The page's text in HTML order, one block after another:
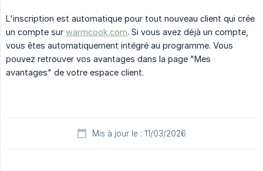
L'inscription est automatique pour tout nouveau client qui crée
un compte sur warmcook.com. Si vous avez déjà un compte,
vous êtes automatiquement intégré au programme. Vous
pouvez retrouver vos avantages dans la page "Mes
avantages" de votre espace client.
Mis à jour le : 11/03/2026